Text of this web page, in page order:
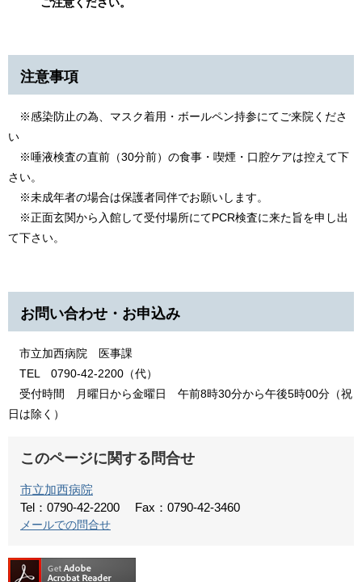
注意事項
※感染防止の為、マスク着用・ボールペン持参にてご来院くださ
い
※唾液検査の直前（30分前）の食事・喫煙・口腔ケアは控えて下
さい。
※未成年者の場合は保護者同伴でお願いします。
※正面玄関から入館して受付場所にてPCR検査に来た旨を申し出
て下さい。
お問い合わせ・お申込み
市立加西病院 医事課
TEL 0790-42-2200（代）
受付時間 月曜日から金曜日 午前8時30分から午後5時00分（祝
日は除く）
このページに関する問合せ
市立加西病院
Tel：0790-42-2200
Fax：0790-42-3460
メールでの問合せ